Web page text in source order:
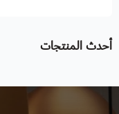
أحدث المنتجات